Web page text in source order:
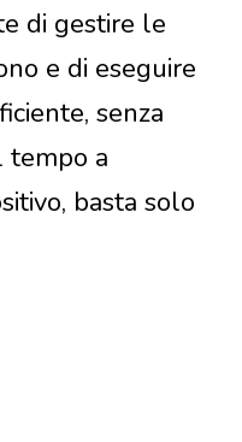
di gestire le
e di eseguire
senza
tempo a
basta solo